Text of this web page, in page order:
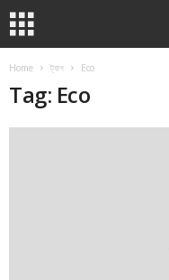
Home ট্যাগ Eco
Tag: Eco